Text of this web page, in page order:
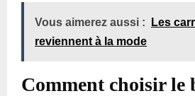
Vous aimerez aussi :
Les
reviennent à la mode
Comment choisir le